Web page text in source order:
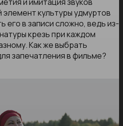
и имитация звуков
культуры удмуртов
его в записи сложно, ведь из-
крезь при каждом
Как же выбрать
запечатления в фильме?